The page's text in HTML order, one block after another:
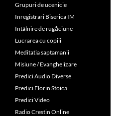
Grupuri de ucenicie
Inregistrari Biserica IM
Întâlnire de rugăciune
Lucrarea cu copiii
Meditatia saptamanii
Misiune / Evanghelizare
Predici Audio Diverse
Predici Florin Stoica
Predici Video
Radio Crestin Online